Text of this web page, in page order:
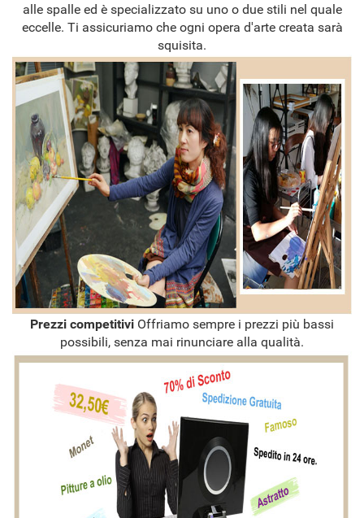
alle spalle ed è specializzato su uno o due stili nel quale
eccelle. Ti assicuriamo che ogni opera d'arte creata sarà
squisita.
Prezzi competitivi Offriamo sempre i prezzi più bassi
possibili, senza mai rinunciare alla qualità.